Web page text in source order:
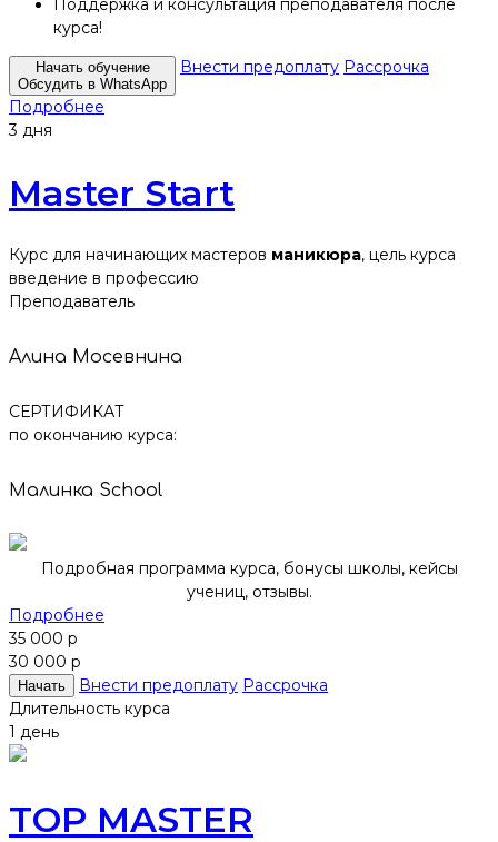
Поддержка и консультация преподавателя после
курса!
Начать обучение
Обсудить в WhatsApp
Внести предоплату Рассрочка
Подробнее
3 дня
Master Start
Курс для начинающих мастеров маникюра, цель курса
введение в профессию
Преподаватель
Алина Мосевнина
СЕРТИФИКАТ
по окончанию курса:
Малинка School
Подробная программа курса, бонусы школы, кейсы
учениц, отзывы.
Подробнее
35 000 р
30 000 р
Начать Внести предоплату Рассрочка
Длительность курса
1 день
TOP MASTER